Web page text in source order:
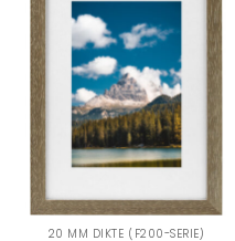
20 MM DIKTE (F200-SERIE)